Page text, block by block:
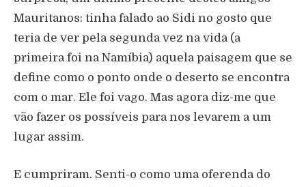
Mauritanos: tinha falado ao Sidi no gosto que
teria de ver pela segunda vez na vida (a
primeira foi na Namíbia) aquela paisagem que se
define como o ponto onde o deserto se encontra
com o mar. Ele foi vago. Mas agora diz-me que
vão fazer os possíveis para nos levarem a um
lugar assim.
E cumpriram. Senti-o como uma oferenda do